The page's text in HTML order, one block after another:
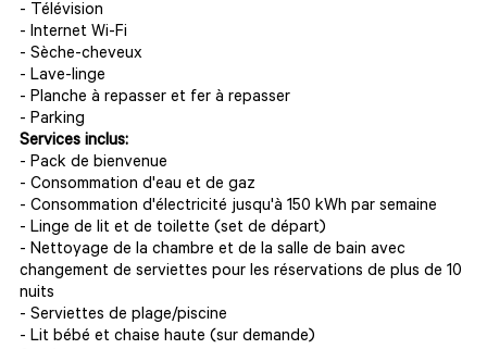
- Télévision
- Internet Wi-Fi
- Sèche-cheveux
- Lave-linge
- Planche à repasser et fer à repasser
- Parking
Services inclus:
- Pack de bienvenue
- Consommation d'eau et de gaz
- Consommation d'électricité jusqu'à 150 kWh par semaine
- Linge de lit et de toilette (set de départ)
- Nettoyage de la chambre et de la salle de bain avec
changement de serviettes pour les réservations de plus de 10
nuits
- Serviettes de plage/piscine
- Lit bébé et chaise haute (sur demande)